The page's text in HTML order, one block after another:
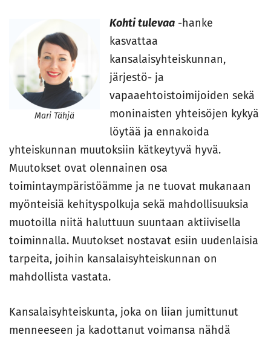
Mari Tähjä
Kohti tulevaa -hanke
kasvattaa
kansalaisyhteiskunnan,
järjestö- ja
vapaaehtoistoimijoiden sekä
moninaisten yhteisöjen kykyä
löytää ja ennakoida
yhteiskunnan muutoksiin kätkeytyvä hyvä.
Muutokset ovat olennainen osa
toimintaympäristöämme ja ne tuovat mukanaan
myönteisiä kehityspolkuja sekä mahdollisuuksia
muotoilla niitä haluttuun suuntaan aktiivisella
toiminnalla. Muutokset nostavat esiin uudenlaisia
tarpeita, joihin kansalaisyhteiskunnan on
mahdollista vastata.
Kansalaisyhteiskunta, joka on liian jumittunut
menneeseen ja kadottanut voimansa nähdä